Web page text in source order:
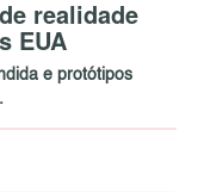
realidade
EUA
e protótipos